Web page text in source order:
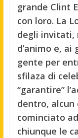
grande Clint
con loro. La
degli invitati,
d’animo e,
gente per
sfilaza di
“garantire”
dentro, alcun
cominciato
chiunque le